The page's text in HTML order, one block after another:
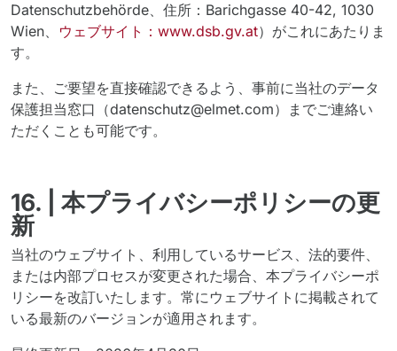
Datenschutzbehörde、住所：Barichgasse 40-42, 1030
Wien、 ウェブサイト：www.dsb.gv.at）がこれにあたりま
す。
また、ご要望を直接確認できるよう、事前に当社のデータ
保護担当窓口（datenschutz@elmet.com）までご連絡い
ただくことも可能です。
16. | 本プライバシーポリシーの更
新
当社のウェブサイト、利用しているサービス、法的要件、
または内部プロセスが変更された場合、本プライバシーポ
リシーを改訂いたします。常にウェブサイトに掲載されて
いる最新のバージョンが適用されます。